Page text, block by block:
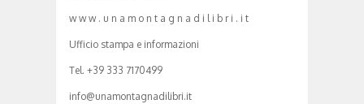
w w w . u n a m o n t a g n a d i l i b r i . i t
Ufficio stampa e informazioni
Tel. +39 333 7170499
info@unamontagnadilibri.it